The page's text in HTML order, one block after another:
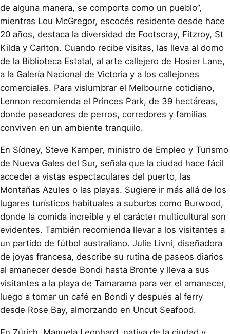
de alguna manera, se comporta como un pueblo”,
mientras Lou McGregor, escocés residente desde hace
20 años, destaca la diversidad de Footscray, Fitzroy, St
Kilda y Carlton. Cuando recibe visitas, las lleva al domo
de la Biblioteca Estatal, al arte callejero de Hosier Lane,
a la Galería Nacional de Victoria y a los callejones
comerciales. Para vislumbrar el Melbourne cotidiano,
Lennon recomienda el Princes Park, de 39 hectáreas,
donde paseadores de perros, corredores y familias
conviven en un ambiente tranquilo.
En Sídney, Steve Kamper, ministro de Empleo y Turismo
de Nueva Gales del Sur, señala que la ciudad hace fácil
acceder a vistas espectaculares del puerto, las
Montañas Azules o las playas. Sugiere ir más allá de los
lugares turísticos habituales a suburbs como Burwood,
donde la comida increíble y el carácter multicultural son
evidentes. También recomienda llevar a los visitantes a
un partido de fútbol australiano. Julie Livni, diseñadora
de joyas francesa, describe su rutina de paseos diarios
al amanecer desde Bondi hasta Bronte y lleva a sus
visitantes a la playa de Tamarama para ver el amanecer,
luego a tomar un café en Bondi y después al ferry
desde Rose Bay, almorzando en Uncut Seafood.